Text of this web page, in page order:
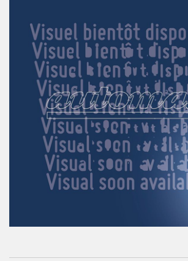
Vérins sans tige
CONNECTIQUE
Joints tournants
CONTRÔLE DES FLUIDES
Auxiliaires de ligne
Auxiliaires de raccordement
Électrovannes tous fluides
DISTRIBUTEURS
Commande à pédale
Commande manuelle
Commande pneumatique